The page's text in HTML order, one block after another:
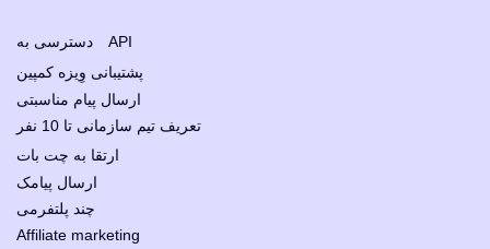
دسترسی به API
پشتیبانی وِیزه کمپین
ارسال پیام مناسبتی
تعریف تیم سازمانی تا 10 نفر
ارتقا به چت بات
ارسال پیامک
چند پلتفرمی
Affiliate marketing